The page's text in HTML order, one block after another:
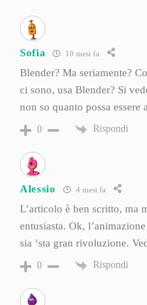
Sofia 10 mesi fa
Blender? Ma seriamente?
ci sono, usa Blender? Si
non so quanto possa
0 Rispondi
Alessio 4 mesi fa
L’articolo è ben scritto, ma
entusiasta. Ok,
sia ‘sta gran rivoluzione.
0 Rispondi